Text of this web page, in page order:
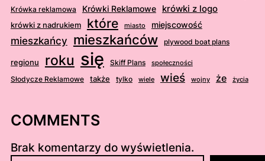
Krówka reklamowa Krówki Reklamowe krówki z logo
krówki z nadrukiem które miasto miejscowość
mieszkańcy mieszkańców plywood boat plans
regionu roku się Skiff Plans społeczności
Słodycze Reklamowe także tylko wiele wieś wojny że życia
COMMENTS
Brak komentarzy do wyświetlenia.